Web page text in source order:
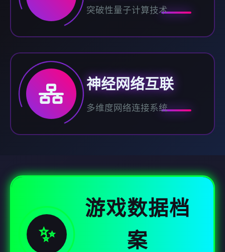
突破性量子计算技术
神经网络互联
多维度网络连接系统
✨
游戏数据档
案